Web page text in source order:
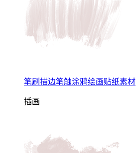
笔刷描边笔触涂鸦绘画贴纸素材
插画